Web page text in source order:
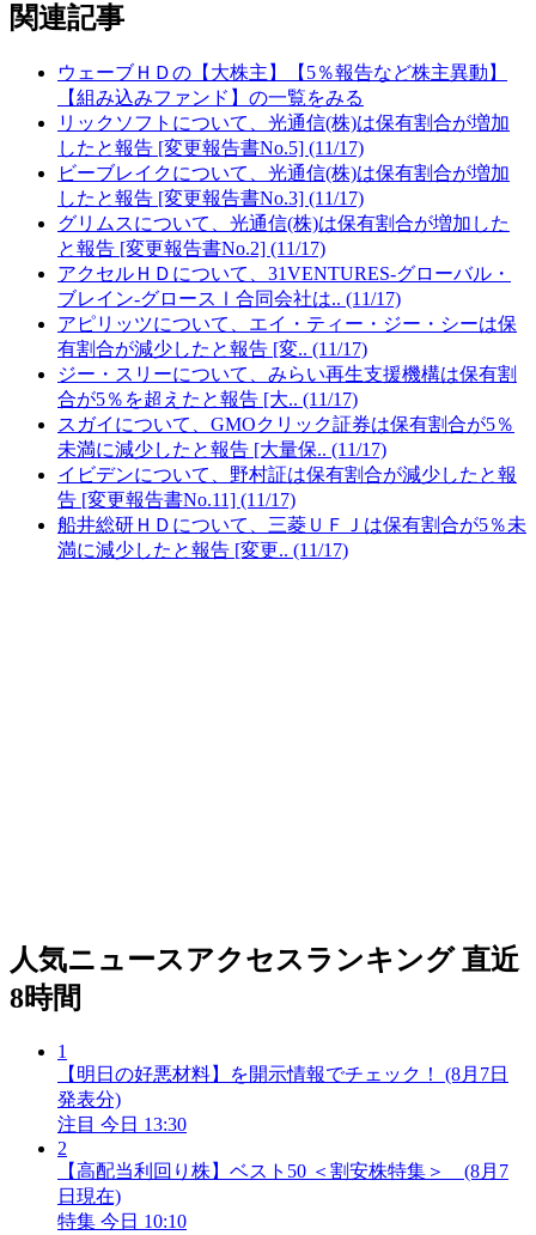
関連記事
ウェーブＨＤの【大株主】【5％報告など株主異動】
【組み込みファンド】の一覧をみる
リックソフトについて、光通信(株)は保有割合が増加
したと報告 [変更報告書No.5] (11/17)
ビーブレイクについて、光通信(株)は保有割合が増加
したと報告 [変更報告書No.3] (11/17)
グリムスについて、光通信(株)は保有割合が増加した
と報告 [変更報告書No.2] (11/17)
アクセルＨＤについて、31VENTURES-グローバル・
ブレイン-グロースⅠ合同会社は.. (11/17)
アピリッツについて、エイ・ティー・ジー・シーは保
有割合が減少したと報告 [変.. (11/17)
ジー・スリーについて、みらい再生支援機構は保有割
合が5％を超えたと報告 [大.. (11/17)
スガイについて、GMOクリック証券は保有割合が5％
未満に減少したと報告 [大量保.. (11/17)
イビデンについて、野村証は保有割合が減少したと報
告 [変更報告書No.11] (11/17)
船井総研ＨＤについて、三菱ＵＦＪは保有割合が5％未
満に減少したと報告 [変更.. (11/17)
人気ニュースアクセスランキング 直近
8時間
1
【明日の好悪材料】を開示情報でチェック！ (8月7日
発表分)
注目 今日 13:30
2
【高配当利回り株】ベスト50 ＜割安株特集＞ (8月7
日現在)
特集 今日 10:10